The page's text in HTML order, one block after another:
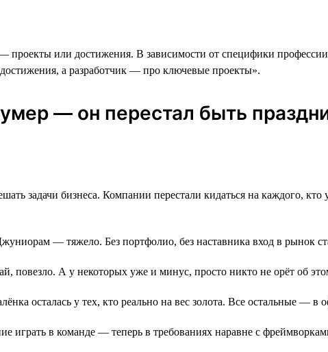
проекты или достижения. В зависимости от специфики
а разработчик ― про ключевые проекты».
― он перестал быть
задачи бизнеса. Компании перестали кидаться на каждого, кто
— тяжело. Без портфолио, без наставника вход в рынок
повезло. А у некоторых уже и минус, просто никто не орёт об
осталась у тех, кто реально на вес золота. Все остальные —
играть в команде — теперь в требованиях наравне с